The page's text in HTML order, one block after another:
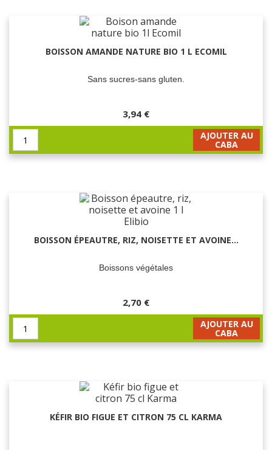
BOISSON AMANDE NATURE BIO 1 L ECOMIL
Sans sucres-sans gluten.
3,94 €
AJOUTER AU
CABA
BOISSON ÉPEAUTRE, RIZ, NOISETTE ET AVOINE...
Boissons végétales
2,70 €
AJOUTER AU
CABA
KÉFIR BIO FIGUE ET CITRON 75 CL KARMA